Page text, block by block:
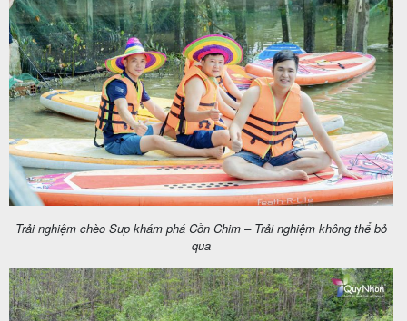
Trải nghiệm chèo Sup khám phá Cồn Chim – Trải nghiệm không thể bỏ
qua